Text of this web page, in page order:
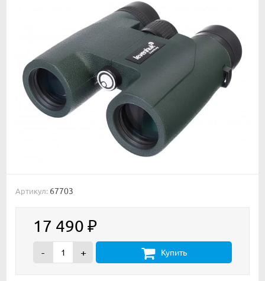
Артикул: 67703
17 490 ₽
- + Купить